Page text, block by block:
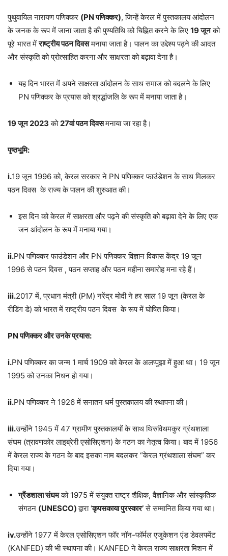
पुथुवायिल नारायण पणिक्कर (PN पणिक्कर), जिन्हें केरल में पुस्तकालय आंदोलन
के जनक के रूप में जाना जाता है की पुण्यतिथि को चिह्नित करने के लिए 19 जूनको
पूरे भारत मेंराष्ट्रीय पठन दिवसमनाया जाता है। पालन का उद्देश्य पढ़ने की आदत
और संस्कृति को प्रोत्साहित करना और साक्षरता को बढ़ावा देना है।
यह दिन भारत में अपने साक्षरता आंदोलन के साथ समाज को बदलने के लिए
PN पणिक्कर के प्रयास को श्रद्धांजलि के रूप में मनाया जाता है।
19 जून 2023 को27वां पठन दिवसमनाया जा रहा है।
पृष्ठभूमि:
i.19 जून 1996 को, केरल सरकार ने PN पणिक्कर फाउंडेशन के साथ मिलकर
पठन दिवस के राज्य के पालन की शुरुआत की।
इस दिन को केरल में साक्षरता और पढ़ने की संस्कृति को बढ़ावा देने के लिए एक
जन आंदोलन के रूप में मनाया गया।
ii.PN पणिक्कर फाउंडेशन और PN पणिक्कर विज्ञान विकास केंद्र 19 जून
1996 से पठन दिवस , पठन सप्ताह और पठन महीना समारोह मना रहे हैं।
iii.2017 में, प्रधान मंत्री (PM) नरेंद्र मोदी ने हर साल 19 जून (केरल के
रीडिंग डे) को भारत मेंराष्ट्रीय पठन दिवस के रूप में घोषित किया।
PN पणिक्कर और उनके प्रयास:
i.PN पणिक्कर का जन्म 1 मार्च 1909 को केरल के अलप्पुझा में हुआ था। 19 जून
1995 को उनका निधन हो गया।
ii.PN पणिक्कर ने 1926 में सनातन धर्म पुस्तकालय की स्थापना की।
iii.उन्होंने 1945 में 47 ग्रामीण पुस्तकालयों के साथ थिरुविथमकुर ग्रंथशाला
संघम (त्रावणकोर लाइब्रेरी एसोसिएशन) के गठन का नेतृत्व किया। बाद में 1956
में केरल राज्य के गठन के बाद इसका नाम बदलकर “केरल ग्रंथशाला संघम” कर
दिया गया।
ग्रैंडशाला संघमको 1975 में संयुक्त राष्ट्र शैक्षिक, वैज्ञानिक और सांस्कृतिक
संगठन (UNESCO)द्वारा ‘कृपसकाया पुरस्कार’से सम्मानित किया गया था।
iv.उन्होंने 1977 में केरल एसोसिएशन फॉर नॉन-फॉर्मल एजुकेशन एंड डेवलपमेंट
(KANFED) की भी स्थापना की। KANFED ने केरल राज्य साक्षरता मिशन में